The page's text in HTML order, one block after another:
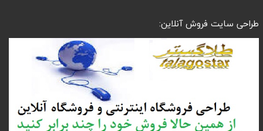
طراحی سایت فروش آنلاین: